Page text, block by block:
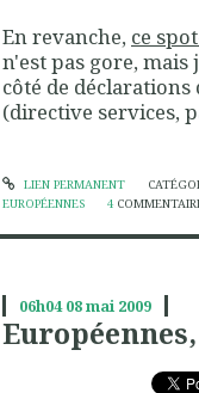
En revanche, ce
n'est pas gore,
côté de déclarations
(directive services,
LIEN PERMANENT
EUROPÉENNES
4
06h04 08mai 2009